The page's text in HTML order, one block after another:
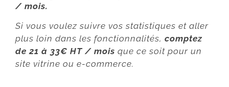
/ mois.
Si vous voulez suivre vos statistiques et aller
plus loin dans les fonctionnalités, comptez
de 21 à 33€ HT / mois que ce soit pour un
site vitrine ou e-commerce.